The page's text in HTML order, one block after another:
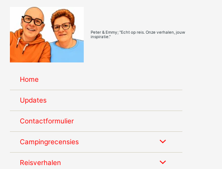
inhoud
Peter & Emmy; "Echt op reis. Onze verhalen, jouw
inspiratie."
Home
Updates
Contactformulier
Campingrecensies
Reisverhalen